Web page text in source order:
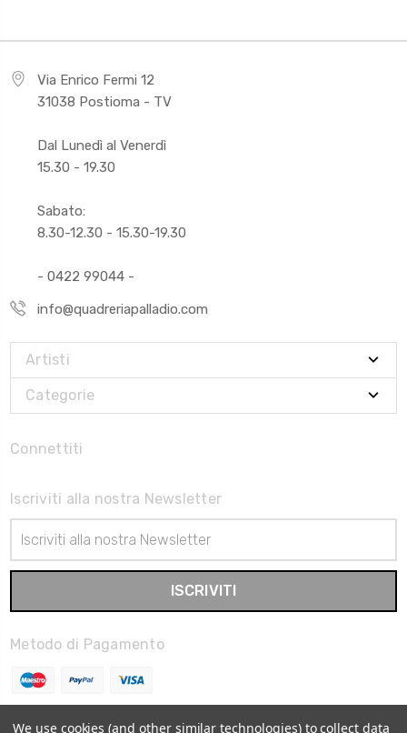
Via Enrico Fermi 12
31038 Postioma - TV
Dal Lunedì al Venerdì
15.30 - 19.30
Sabato:
8.30-12.30 - 15.30-19.30
- 0422 99044 -
info@quadreriapalladio.com
Artisti
Categorie
Connettiti
Iscriviti alla nostra Newsletter
Email
Metodo di Pagamento
We use cookies (and other similar technologies) to collect data